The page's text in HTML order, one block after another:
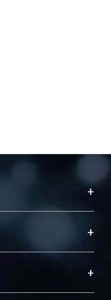
+
珍藏及向國際
，圖書館整合
不同功能平
。期能整合研
+
+